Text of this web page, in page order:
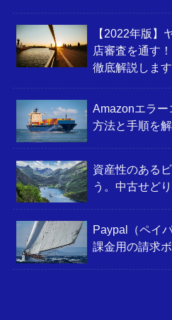
【2022年版】
店審査を通す
徹底解説します
Amazonエラ
方法と手順を
資産性のある
う。中古せど
Paypal（ペイ
課金用の請求